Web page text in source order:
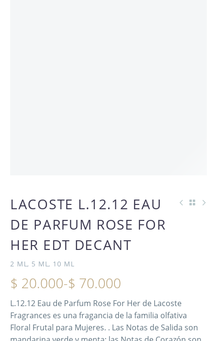
LACOSTE L.12.12 EAU
DE PARFUM ROSE FOR
HER EDT DECANT
2 ML, 5 ML, 10 ML
$ 20.000-$ 70.000
L.12.12 Eau de Parfum Rose For Her de Lacoste
Fragrances es una fragancia de la familia olfativa
Floral Frutal para Mujeres. . Las Notas de Salida son